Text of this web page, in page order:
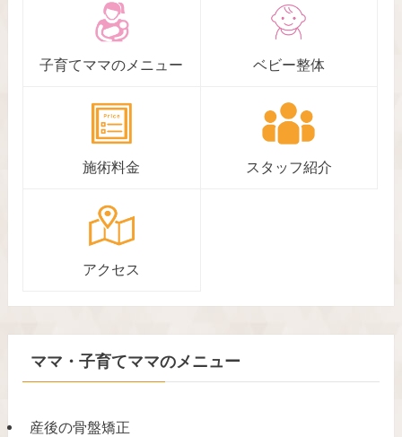
子育てママのメニュー ベビー整体
施術料金 スタッフ紹介
アクセス
ママ・子育てママのメニュー
産後の骨盤矯正